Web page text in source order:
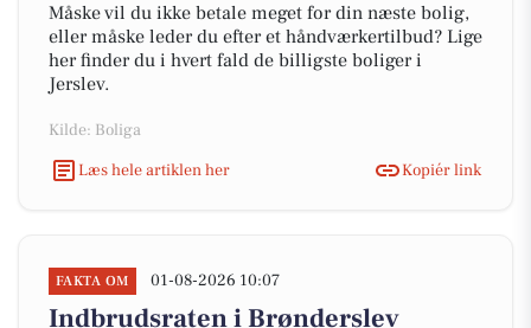
Måske vil du ikke betale meget for din næste bolig,
eller måske leder du efter et håndværkertilbud? Lige
her finder du i hvert fald de billigste boliger i
Jerslev.
Kilde: Boliga
Læs hele artiklen her
Kopiér link
FAKTA OM 01-08-2026 10:07
Indbrudsraten i Brønderslev